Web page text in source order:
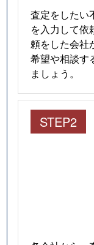
査定をしたい
を入力して依
頼をした会社
希望や相談す
ましょう。
STEP2